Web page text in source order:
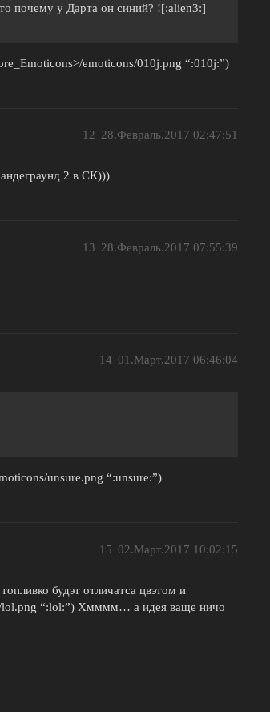
почему у Дарта он синий? ![:alien3:]
emoticons/010j.png “:010j:”)
28.Февраль.2017 02:47:51
12
2 в СК)))
28.Февраль.2017 07:55:39
13
01.Март.2017 06:46:04
14
unsure.png “:unsure:”)
02.Март.2017 10:02:15
15
будэт отличатса цвэтом и
lol.png “:lol:”) Хмммм… а идея ваще ничо